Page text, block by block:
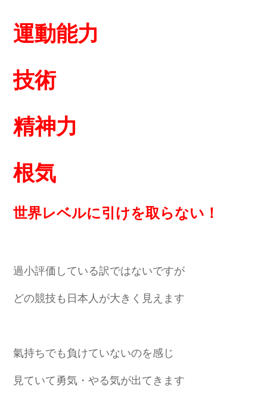
運動能力
技術
精神力
根気
世界レベルに引けを取らない！
過小評価している訳ではないですが
どの競技も日本人が大きく見えます
氣持ちでも負けていないのを感じ
見ていて勇気・やる気が出てきます